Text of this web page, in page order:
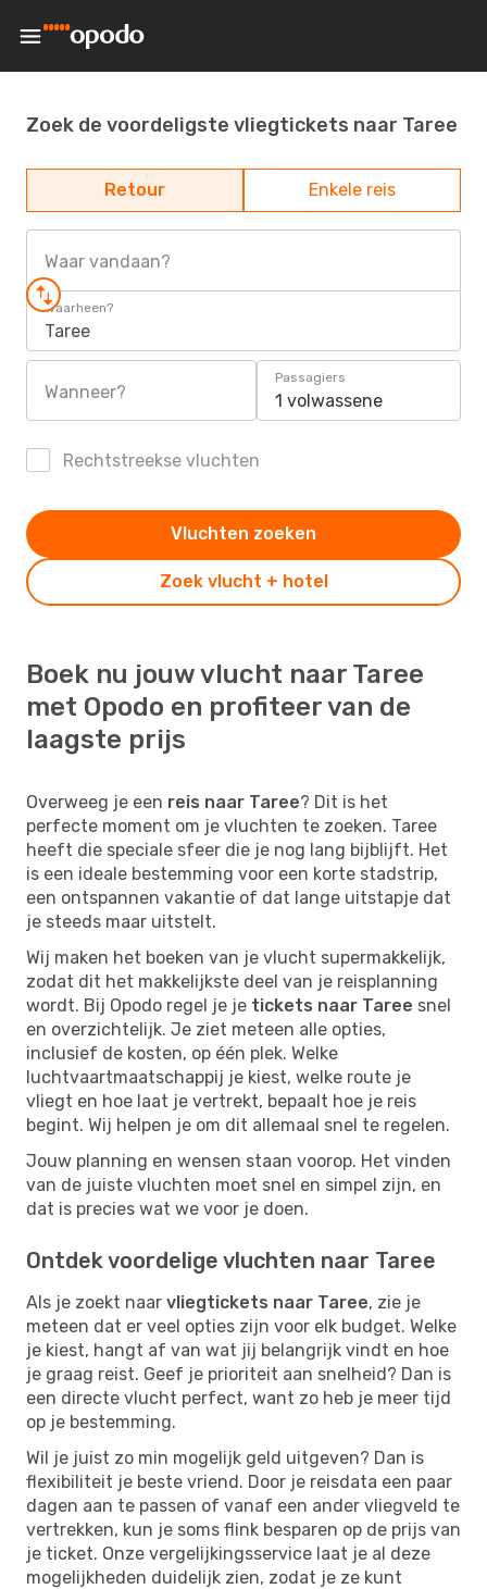
Zoek de voordeligste vliegtickets naar Taree
Retour Enkele reis
Waar vandaan?
Waarheen?
Taree
Wanneer?
Passagiers
1 volwassene
Rechtstreekse vluchten
Zoek vlucht + hotel
Vluchten zoeken
Boek nu jouw vlucht naar Taree
met Opodo en profiteer van de
laagste prijs
Overweeg je een reis naar Taree? Dit is het
perfecte moment om je vluchten te zoeken. Taree
heeft die speciale sfeer die je nog lang bijblijft. Het
is een ideale bestemming voor een korte stadstrip,
een ontspannen vakantie of dat lange uitstapje dat
je steeds maar uitstelt.
Wij maken het boeken van je vlucht supermakkelijk,
zodat dit het makkelijkste deel van je reisplanning
wordt. Bij Opodo regel je je tickets naar Taree snel
en overzichtelijk. Je ziet meteen alle opties,
inclusief de kosten, op één plek. Welke
luchtvaartmaatschappij je kiest, welke route je
vliegt en hoe laat je vertrekt, bepaalt hoe je reis
begint. Wij helpen je om dit allemaal snel te regelen.
Jouw planning en wensen staan voorop. Het vinden
van de juiste vluchten moet snel en simpel zijn, en
dat is precies wat we voor je doen.
Ontdek voordelige vluchten naar Taree
Als je zoekt naar vliegtickets naar Taree, zie je
meteen dat er veel opties zijn voor elk budget. Welke
je kiest, hangt af van wat jij belangrijk vindt en hoe
je graag reist. Geef je prioriteit aan snelheid? Dan is
een directe vlucht perfect, want zo heb je meer tijd
op je bestemming.
Wil je juist zo min mogelijk geld uitgeven? Dan is
flexibiliteit je beste vriend. Door je reisdata een paar
dagen aan te passen of vanaf een ander vliegveld te
vertrekken, kun je soms flink besparen op de prijs van
je ticket. Onze vergelijkingsservice laat je al deze
mogelijkheden duidelijk zien, zodat je ze kunt